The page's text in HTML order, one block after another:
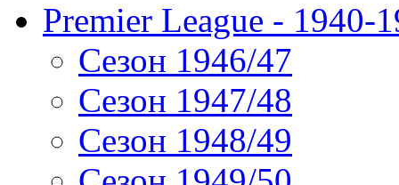
Premier League - 1940-
Сезон 1946/47
Сезон 1947/48
Сезон 1948/49